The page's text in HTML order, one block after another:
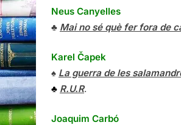
Neus Canyelles
♣ Mai no sé què fer fora de
Karel Čapek
♠ La guerra de les
♣ R.U.R.
Joaquim Carbó